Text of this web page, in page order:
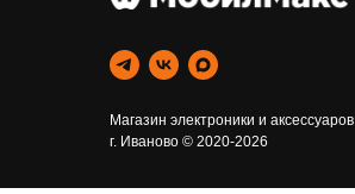
Магазин электроники и аксессуаров
г. Иваново © 2020-2026